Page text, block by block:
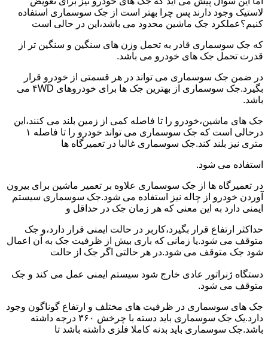
لاستیک وجود دارند پس چرا بهتر است از جک سوسماری استفاده
کنیم؟عملکرد جک ماشین محدود می باشد،این در حالی است
که جک سوسماری قادر به تحمل وزن های سنگین و سنگین تر از
قدرت تحمل جک های خودرو می باشد.
در ضمن جک سوسماری می تواند در هر قسمتی از خودرو قرار
بگیرد.جک سوسماری از بهترین جک ها برای خودروهای ۴WD می
باشد.
جک های ماشین،خودرو را تا فاصله کمی از زمین بلند می کنند،این
درحالی است که جک سوسماری می تواند خودرو را تا فاصله ۱
متری نیز بلند کند.جک سوسماری غالبا در تعمیرگاه ها
استفاده می شود.
در تعمیرگاه ها از جک سوسماری علاوه بر تعمیر ماشین برای بیرون
آوردن خودرو از چاله نیز استفاده می شود.جک سوسماری سیستم
ایمنی دارد به این معنی که هر زمان جک در حداقل و
حداکثر ارتفاع قرار بگیرد،کاربر در حالت ایمنی قرار دارد،و جک
متوقف می شود.یا زمانی که باری بیش از ظرفیت جک به آن اعمال
شود جک متوقف می شود.در هر حالتی اگر جک از حالت
دستگاه ژنراتور عادی خارج شود سیستم ایمنی عمل می کند و جک
متوقف می شود.
جک های سوسماری در ظرفیت های مختلف و ارتفاع گوناگون وجود
دارد.یک جک سوسماری باید دسته با چرخش ۳۶۰ درجه داشته
باشد.جک سوسماری باید بدنه کاملا فلزی داشته باشد تا